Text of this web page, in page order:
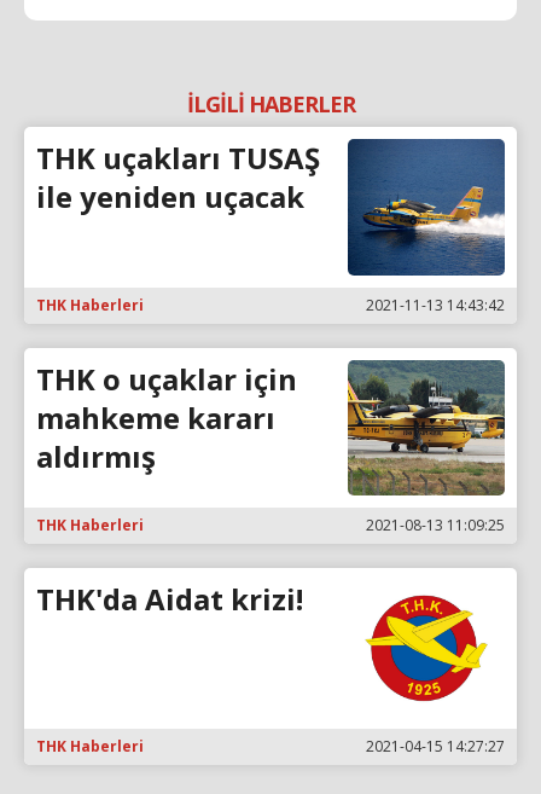
İLGİLİ HABERLER
THK uçakları TUSAŞ
ile yeniden uçacak
THK Haberleri 2021-11-13 14:43:42
THK o uçaklar için
mahkeme kararı
aldırmış
THK Haberleri 2021-08-13 11:09:25
THK'da Aidat krizi!
THK Haberleri 2021-04-15 14:27:27